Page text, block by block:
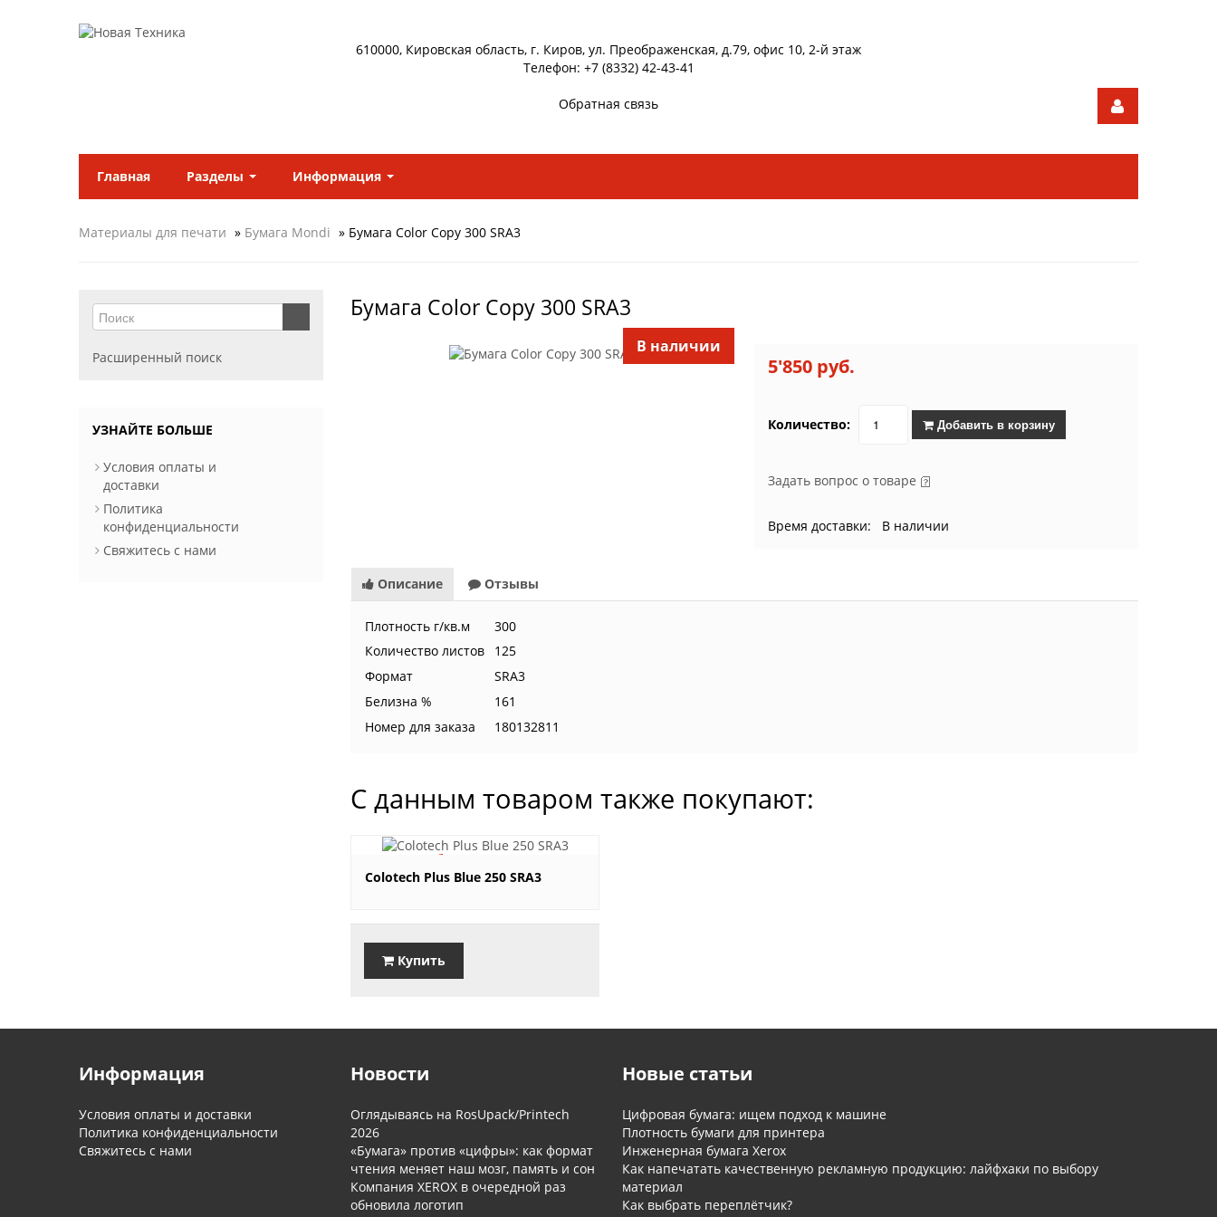
610000, Кировская область, г. Киров, ул. Преображенская, д.79, офис 10, 2-й этаж
Телефон: +7 (8332) 42-43-41
Обратная связь
Главная Разделы Информация
Материалы для печати » Бумага Mondi » Бумага Color Copy 300 SRA3
Бумага Color Copy 300 SRA3
В наличии
5'850 руб.
Количество: Добавить в корзину
Задать вопрос о товаре
Время доставки: В наличии
Описание Отзывы
Плотность г/кв.м
300
Количество листов
125
Формат
SRА3
Белизна %
161
Номер для заказа
180132811
С данным товаром также покупают:
4'255 руб.
Colotech Plus Blue 250 SRA3
Купить
Расширенный поиск
УЗНАЙТЕ БОЛЬШЕ
Условия оплаты и
доставки
Политика
конфиденциальности
Свяжитесь с нами
Информация
Условия оплаты и доставки
Политика конфиденциальности
Свяжитесь с нами
Новости
Оглядываясь на RosUpack/Printech
2026
«Бумага» против «цифры»: как формат
чтения меняет наш мозг, память и сон
Компания XEROX в очередной раз
обновила логотип
Новые статьи
Цифровая бумага: ищем подход к машине
Плотность бумаги для принтера
Инженерная бумага Xerox
Как напечатать качественную рекламную продукцию: лайфхаки по выбору
материал
Как выбрать переплётчик?